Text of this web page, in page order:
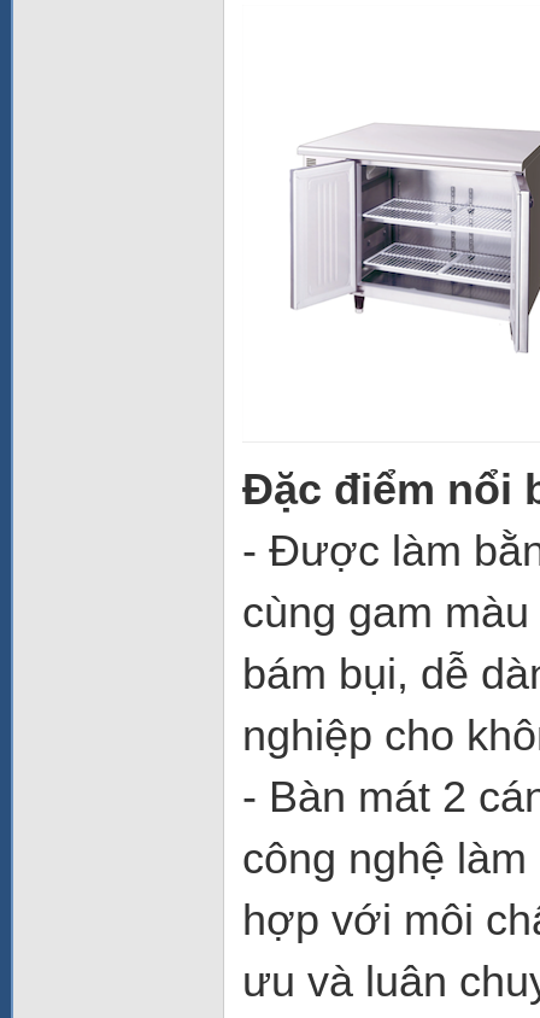
Đặc điểm nổi
- Được làm
cùng gam
bám bụi, dễ
nghiệp cho
- Bàn mát 2
công nghệ
hợp với môi
ưu và luân